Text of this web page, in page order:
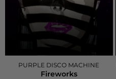
PURPLE DISCO MACHINE
Fireworks